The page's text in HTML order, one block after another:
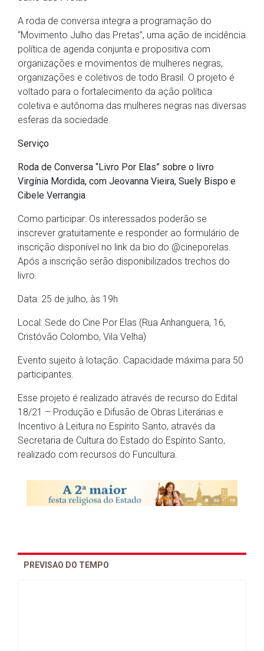
A roda de conversa integra a programação do
“Movimento Julho das Pretas”, uma ação de incidência
política de agenda conjunta e propositiva com
organizações e movimentos de mulheres negras,
organizações e coletivos de todo Brasil. O projeto é
voltado para o fortalecimento da ação política
coletiva e autônoma das mulheres negras nas diversas
esferas da sociedade.
Serviço
Roda de Conversa “Livro Por Elas” sobre o livro
Virgínia Mordida, com Jeovanna Vieira, Suely Bispo e
Cibele Verrangia
Como participar: Os interessados poderão se
inscrever gratuitamente e responder ao formulário de
inscrição disponível no link da bio do @cineporelas.
Após a inscrição serão disponibilizados trechos do
livro.
Data: 25 de julho, às 19h
Local: Sede do Cine Por Elas (Rua Anhanguera, 16,
Cristóvão Colombo, Vila Velha)
Evento sujeito à lotação. Capacidade máxima para 50
participantes.
Esse projeto é realizado através de recurso do Edital
18/21 – Produção e Difusão de Obras Literárias e
Incentivo à Leitura no Espírito Santo, através da
Secretaria de Cultura do Estado do Espírito Santo,
realizado com recursos do Funcultura.
PREVISAO DO TEMPO